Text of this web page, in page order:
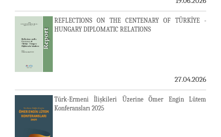
REFLECTIONS ON THE CENTENARY OF TÜRKİYE -
HUNGARY DIPLOMATIC RELATIONS
27.04.2026
Türk-Ermeni İlişkileri Üzerine Ömer Engin Lütem
Konferansları 2025